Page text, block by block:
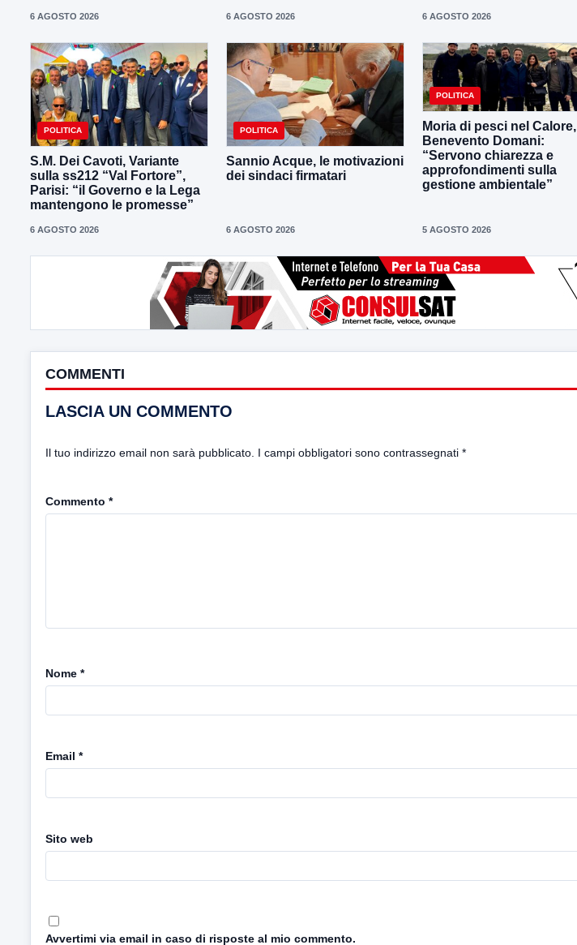
6 AGOSTO 2026 6 AGOSTO 2026 6 AGOSTO 2026
POLITICA
S.M. Dei Cavoti, Variante
sulla ss212 “Val Fortore”,
Parisi: “il Governo e la Lega
mantengono le promesse”
6 AGOSTO 2026
POLITICA
Sannio Acque, le motivazioni
dei sindaci firmatari
6 AGOSTO 2026
POLITICA
Moria di pesci nel Calore,
Benevento Domani:
“Servono chiarezza e
approfondimenti sulla
gestione ambientale”
5 AGOSTO 2026
COMMENTI
LASCIA UN COMMENTO
Il tuo indirizzo email non sarà pubblicato. I campi obbligatori sono contrassegnati *
Commento *
Nome *
Email *
Sito web
Avvertimi via email in caso di risposte al mio commento.